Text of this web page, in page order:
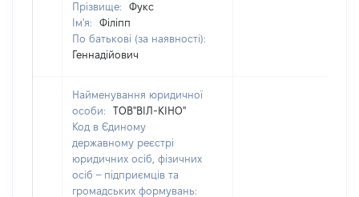
Прізвище:
Фукс
Ім'я:
Філіпп
По батькові (за наявності):
Геннадійович
Найменування юридичної
особи:
ТОВ"ВІЛ-КІНО"
Код в Єдиному
державному реєстрі
юридичних осіб, фізичних
осіб – підприємців та
громадських формувань: